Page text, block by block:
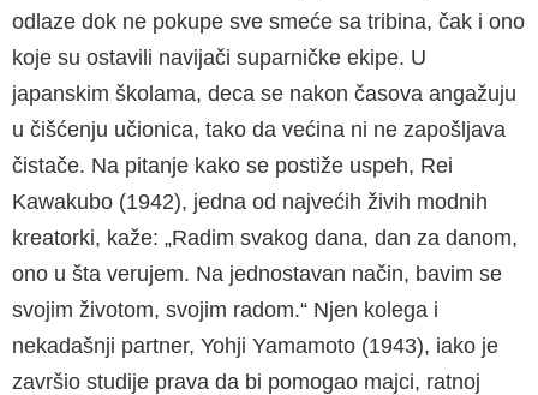
odlaze dok ne pokupe sve smeće sa tribina, čak i ono
koje su ostavili navijači suparničke ekipe. U
japanskim školama, deca se nakon časova angažuju
u čišćenju učionica, tako da većina ni ne zapošljava
čistače. Na pitanje kako se postiže uspeh, Rei
Kawakubo (1942), jedna od najvećih živih modnih
kreatorki, kaže: „Radim svakog dana, dan za danom,
ono u šta verujem. Na jednostavan način, bavim se
svojim životom, svojim radom.“ Njen kolega i
nekadašnji partner, Yohji Yamamoto (1943), iako je
završio studije prava da bi pomogao majci, ratnoj